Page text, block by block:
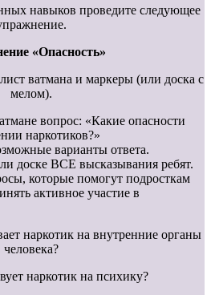
навыков проведите следующее
«Опасность»
лист ватмана и маркеры (или доска с
мелом).
вопрос: «Какие опасности
наркотиков?»
варианты ответа.
доске ВСЕ высказывания ребят.
которые помогут подросткам
активное участие в
наркотик на внутренние органы
человека?
наркотик на психику?